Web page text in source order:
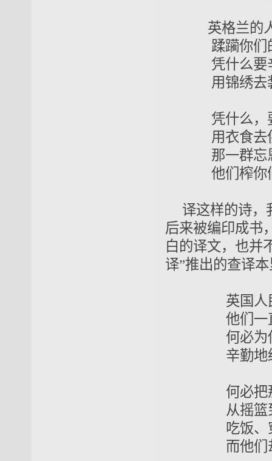
英格兰的人
蹂躏你们
凭什么要
用锦绣去
凭什么，
用衣食去
那一群忘
他们榨你
译这样的诗，
后来被编印成书
白的译文，也并
译”推出的查译
英国人民
他们一直
何必为你
辛勤地纺
何必把那
从摇篮到
吃饭、穿
而他们却